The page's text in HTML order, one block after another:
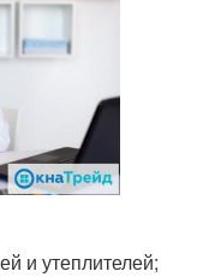
и утеплителей;